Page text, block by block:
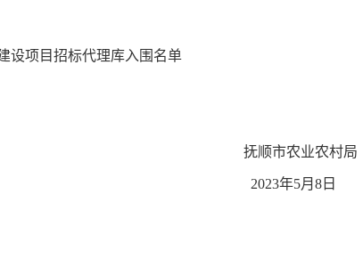
设项目招标代理库入围名单
顺市农业农村局
3年5月8日